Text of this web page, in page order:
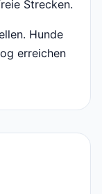
Strecken.
Hunde
erreichen